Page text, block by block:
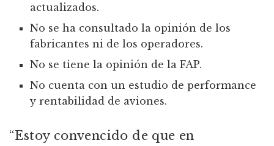
actualizados.
No se ha consultado la opinión de los
fabricantes ni de los operadores.
No se tiene la opinión de la FAP.
No cuenta con un estudio de performance
y rentabilidad de aviones.
“Estoy convencido de que en